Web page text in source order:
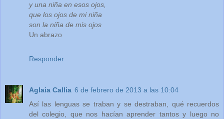
y una niña en esos ojos,
que los ojos de mi niña
son la niña de mis ojos
Un abrazo
Responder
Aglaia Callia 6 de febrero de 2013 a las 10:04
Así las lenguas se traban y se destraban, qué recuerdos
del colegio, que nos hacían aprender tantos y luego no